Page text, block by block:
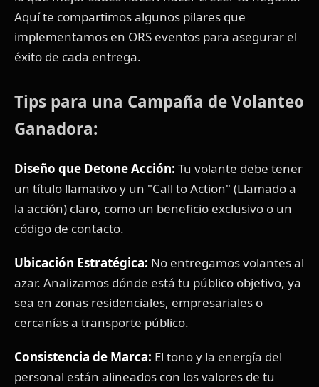
Aquí te compartimos algunos pilares que
implementamos en ORS eventos para asegurar el
éxito de cada entrega.
Tips para una Campaña de Volanteo
Ganadora:
Diseño que Detone Acción: Tu volante debe tener
un título llamativo y un "Call to Action" (Llamado a
la acción) claro, como un beneficio exclusivo o un
código de contacto.
Ubicación Estratégica: No entregamos volantes al
azar. Analizamos dónde está tu público objetivo, ya
sea en zonas residenciales, empresariales o
cercanías a transporte público.
Consistencia de Marca: El tono y la energía del
personal están alineados con los valores de tu